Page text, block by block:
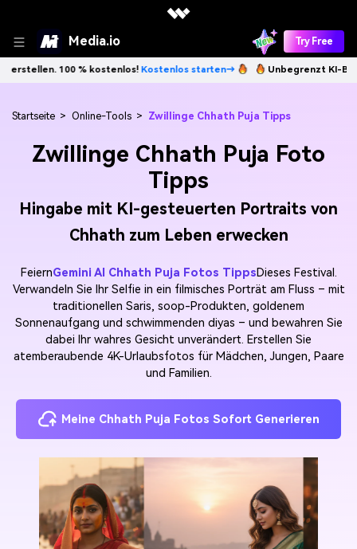
Media.io Try Free
Kostenlos starten→ Unbegrenzt KI-Bilder erstellen. 100 %
Startseite > Online-Tools > Zwillinge Chhath Puja Tipps
Zwillinge Chhath Puja Foto
Tipps
Hingabe mit KI-gesteuerten Portraits von
Chhath zum Leben erwecken
FeiernGemini AI Chhath Puja Fotos TippsDieses Festival.
Verwandeln Sie Ihr Selfie in ein filmisches Porträt am Fluss – mit
traditionellen Saris, soop-Produkten, goldenem
Sonnenaufgang und schwimmenden diyas – und bewahren Sie
dabei Ihr wahres Gesicht unverändert. Erstellen Sie
atemberaubende 4K-Urlaubsfotos für Mädchen, Jungen, Paare
und Familien.
Meine Chhath Puja Fotos Sofort Generieren